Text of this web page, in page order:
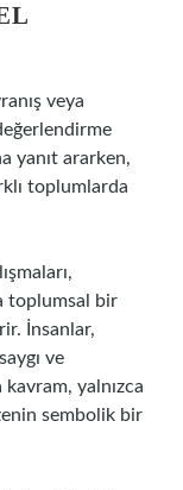
veya
yanıt ararken,
toplumlarda
toplumsal bir
İnsanlar,
ve
yalnızca
sembolik bir